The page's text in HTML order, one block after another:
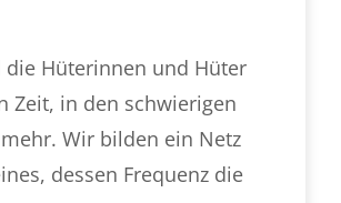
Hüterinnen und Hüter
Zeit, in den schwierigen
Wir bilden ein Netz
dessen Frequenz die